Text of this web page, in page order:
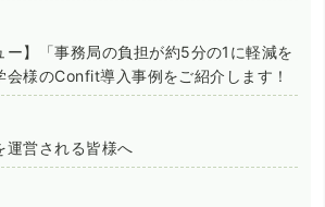
ー】「事務局の負担が約5分の1に軽減を
会様のConfit導入事例をご紹介します！
運営される皆様へ